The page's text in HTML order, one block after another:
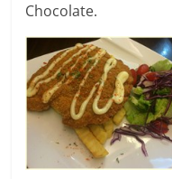
Chocolate.